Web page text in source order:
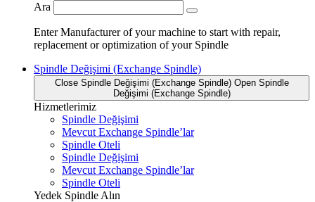
Ara
Enter Manufacturer of your machine to start with repair,
replacement or optimization of your Spindle
Spindle Değişimi (Exchange Spindle)
Close Spindle Değişimi (Exchange Spindle) Open Spindle
Değişimi (Exchange Spindle)
Hizmetlerimiz
Spindle Değişimi
Mevcut Exchange Spindle’lar
Spindle Oteli
Spindle Değişimi
Mevcut Exchange Spindle’lar
Spindle Oteli
Yedek Spindle Alın